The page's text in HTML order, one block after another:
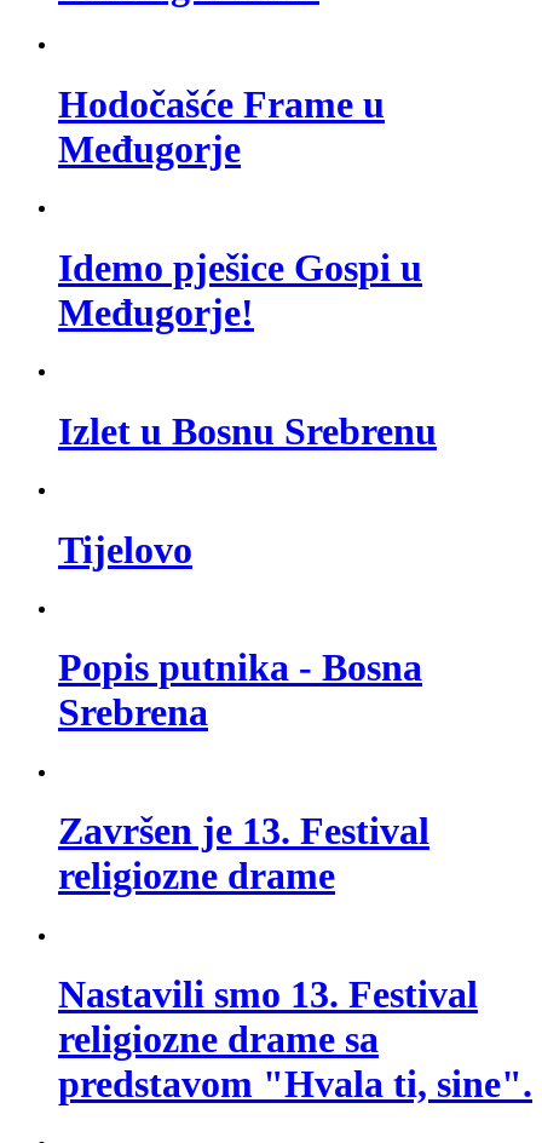
Hodočašće Frame u
Međugorje
Idemo pješice Gospi u
Međugorje!
Izlet u Bosnu Srebrenu
Tijelovo
Popis putnika - Bosna
Srebrena
Završen je 13. Festival
religiozne drame
Nastavili smo 13. Festival
religiozne drame sa
predstavom "Hvala ti, sine".